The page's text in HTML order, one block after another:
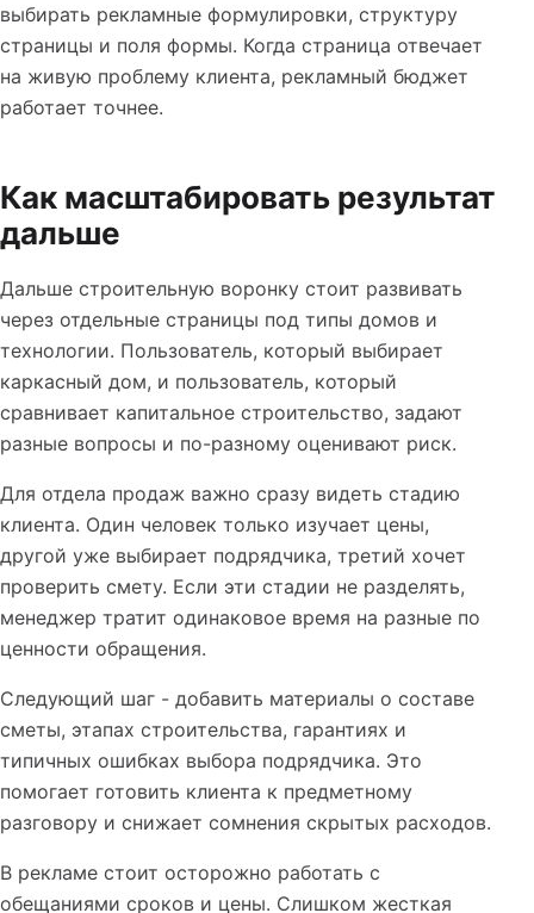
выбирать рекламные формулировки, структуру
страницы и поля формы. Когда страница отвечает
на живую проблему клиента, рекламный бюджет
работает точнее.
Как масштабировать результат
дальше
Дальше строительную воронку стоит развивать
через отдельные страницы под типы домов и
технологии. Пользователь, который выбирает
каркасный дом, и пользователь, который
сравнивает капитальное строительство, задают
разные вопросы и по-разному оценивают риск.
Для отдела продаж важно сразу видеть стадию
клиента. Один человек только изучает цены,
другой уже выбирает подрядчика, третий хочет
проверить смету. Если эти стадии не разделять,
менеджер тратит одинаковое время на разные по
ценности обращения.
Следующий шаг - добавить материалы о составе
сметы, этапах строительства, гарантиях и
типичных ошибках выбора подрядчика. Это
помогает готовить клиента к предметному
разговору и снижает сомнения скрытых расходов.
В рекламе стоит осторожно работать с
обещаниями сроков и цены. Слишком жесткая